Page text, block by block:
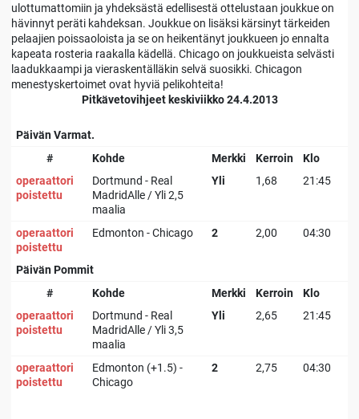
ulottumattomiin ja yhdeksästä edellisestä ottelustaan joukkue on
hävinnyt peräti kahdeksan. Joukkue on lisäksi kärsinyt tärkeiden
pelaajien poissaoloista ja se on heikentänyt joukkueen jo ennalta
kapeata rosteria raakalla kädellä. Chicago on joukkueista selvästi
laadukkaampi ja vieraskentälläkin selvä suosikki. Chicagon
menestyskertoimet ovat hyviä pelikohteita!
Pitkävetovihjeet keskiviikko 24.4.2013
Päivän Varmat.
#
Kohde Merkki Kerroin
Klo
operaattori
poistettu
Dortmund - Real
MadridAlle / Yli 2,5
maalia
Yli 1,68 21:45
operaattori
poistettu
Edmonton - Chicago 2 2,00 04:30
Päivän Pommit
#
Kohde Merkki Kerroin
Klo
operaattori
poistettu
Dortmund - Real
MadridAlle / Yli 3,5
maalia
Yli 2,65 21:45
operaattori
poistettu
Edmonton (+1.5) -
Chicago
2 2,75 04:30